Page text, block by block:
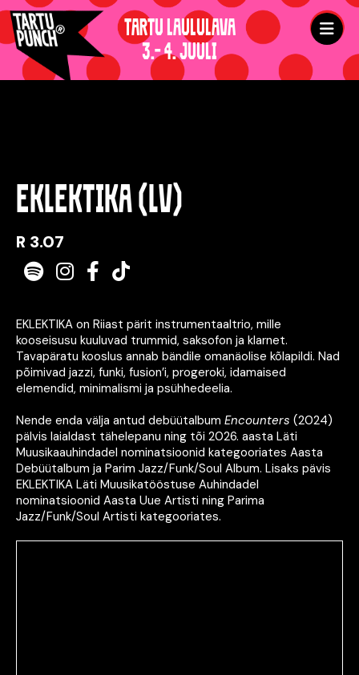
TARTU LAULULAVA
3.- 4. JUULI
EKLEKTIKA (LV)
R 3.07
SpotifyInstagram
Facebook
TikTok
EKLEKTIKA on Riiast pärit instrumentaaltrio, mille
kooseisusu kuuluvad trummid, saksofon ja klarnet.
Tavapäratu kooslus annab bändile omanäolise kõlapildi. Nad
põimivad jazzi, funki, fusion’i, progeroki, idamaised
elemendid, minimalismi ja psühhedeelia.
Nende enda välja antud debüütalbum Encounters (2024)
pälvis laialdast tähelepanu ning tõi 2026. aasta Läti
Muusikaauhindadel nominatsioonid kategooriates Aasta
Debüütalbum ja Parim Jazz/Funk/Soul Album. Lisaks pävis
EKLEKTIKA Läti Muusikatööstuse Auhindadel
nominatsioonid Aasta Uue Artisti ning Parima
Jazz/Funk/Soul Artisti kategooriates.